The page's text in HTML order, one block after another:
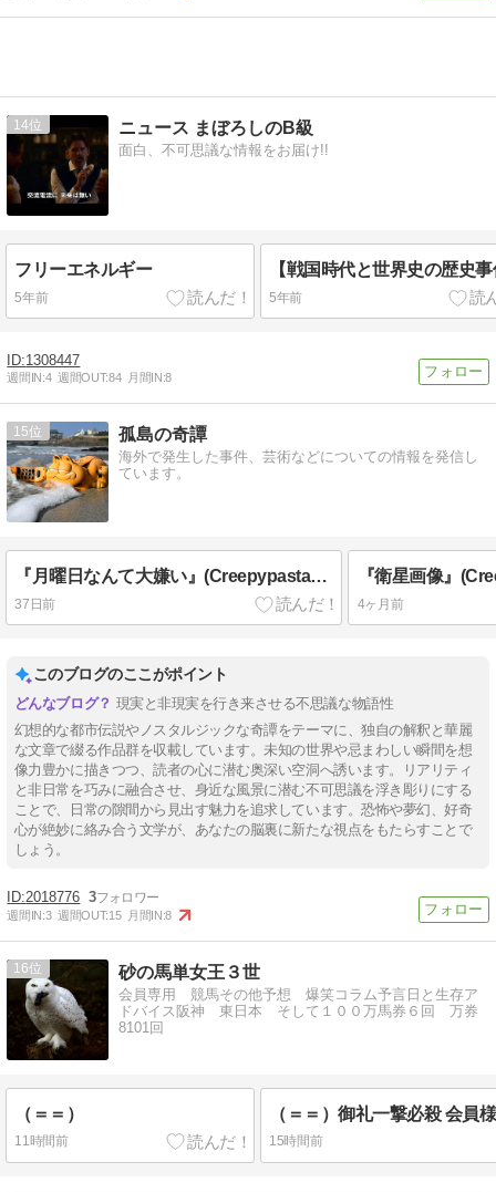
14 ニュース まぼろしのB級
面白、不可思議な情報をお届け!!
フリーエネルギー
5年前
【戦国時代と世界史の歴史
5年前
1308447
週間IN:4 週間OUT:84 月間IN:8
15 孤島の奇譚
海外で発生した事件、芸術などについての情報を発信し
ています。
『月曜日なんて大嫌い』(Creepypasta私家訳、原題“I Hate Mondays”)
37日前 4ヶ月前
このブログのここがポイント
現実と非現実を行き来させる不思議な物語性
幻想的な都市伝説やノスタルジックな奇譚をテーマに、独自の解釈と華麗
な文章で綴る作品群を収載しています。未知の世界や忌まわしい瞬間を想
像力豊かに描きつつ、読者の心に潜む奥深い空洞へ誘います。リアリティ
と非日常を巧みに融合させ、身近な風景に潜む不可思議を浮き彫りにする
ことで、日常の隙間から見出す魅力を追求しています。恐怖や夢幻、好奇
心が絶妙に絡み合う文学が、あなたの脳裏に新たな視点をもたらすことで
しょう。
2018776 3
週間IN:3 週間OUT:15 月間IN:8
16 砂の馬単女王３世
会員専用 競馬その他予想 爆笑コラム予言日と生存ア
ドバイス阪神 東日本 そして１００万馬券６回 万券
8101回
（＝＝）
11時間前 15時間前